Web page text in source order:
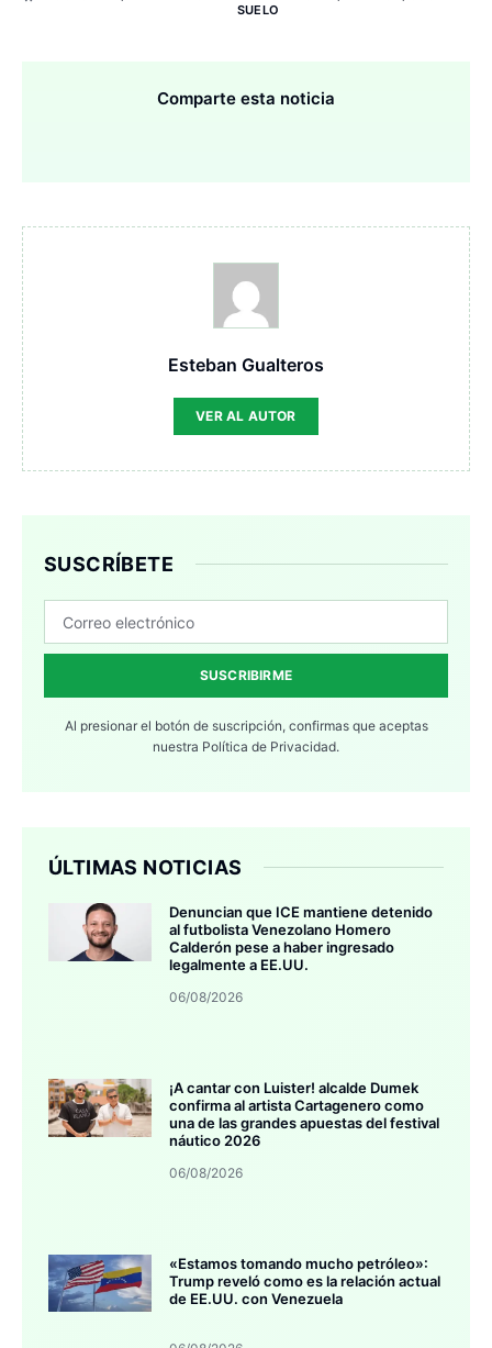
SUELO
Comparte esta noticia
Esteban Gualteros
VER AL AUTOR
SUSCRÍBETE
SUSCRIBIRME
Al presionar el botón de suscripción, confirmas que aceptas
nuestra Política de Privacidad.
ÚLTIMAS NOTICIAS
Denuncian que ICE mantiene detenido
al futbolista Venezolano Homero
Calderón pese a haber ingresado
legalmente a EE.UU.
06/08/2026
¡A cantar con Luister! alcalde Dumek
confirma al artista Cartagenero como
una de las grandes apuestas del festival
náutico 2026
06/08/2026
«Estamos tomando mucho petróleo»:
Trump reveló como es la relación actual
de EE.UU. con Venezuela